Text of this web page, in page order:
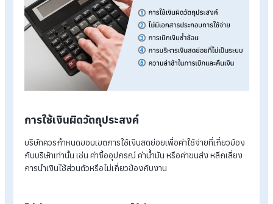
Tips!อ่านบทความเพิ่มเติมได้ที่ >>เบิกเงินสดย่อยคืออะไร? บริหา
อย่างไรให้เป็นระบบ
ข้อควรระวังการเบิกเงินสดย่อย